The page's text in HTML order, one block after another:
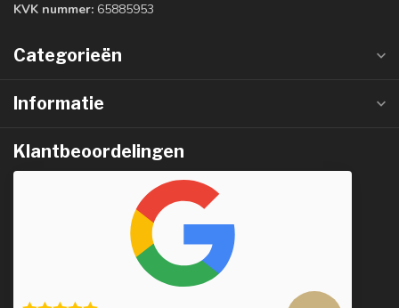
KVK nummer: 65885953
Categorieën
Informatie
Klantbeoordelingen